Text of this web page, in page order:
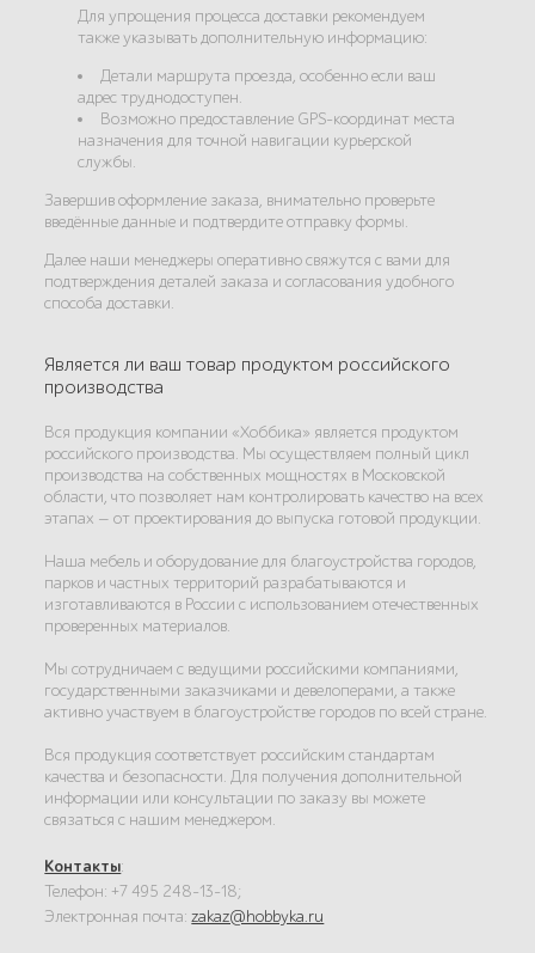
Для упрощения процесса доставки рекомендуем
также указывать дополнительную информацию:
Детали маршрута проезда, особенно если ваш
адрес труднодоступен.
Возможно предоставление GPS-координат места
назначения для точной навигации курьерской
службы.
Завершив оформление заказа, внимательно проверьте
введённые данные и подтвердите отправку формы.
Далее наши менеджеры оперативно свяжутся с вами для
подтверждения деталей заказа и согласования удобного
способа доставки.
Является ли ваш товар продуктом российского
производства
Вся продукция компании «Хоббика» является продуктом
российского производства. Мы осуществляем полный цикл
производства на собственных мощностях в Московской
области, что позволяет нам контролировать качество на всех
этапах — от проектирования до выпуска готовой продукции.
Наша мебель и оборудование для благоустройства городов,
парков и частных территорий разрабатываются и
изготавливаются в России с использованием отечественных
проверенных материалов.
Мы сотрудничаем с ведущими российскими компаниями,
государственными заказчиками и девелоперами, а также
активно участвуем в благоустройстве городов по всей стране.
Вся продукция соответствует российским стандартам
качества и безопасности. Для получения дополнительной
информации или консультации по заказу вы можете
связаться с нашим менеджером.
Контакты:
Телефон: +7 495 248-13-18;
Электронная почта:zakaz@hobbyka.ru